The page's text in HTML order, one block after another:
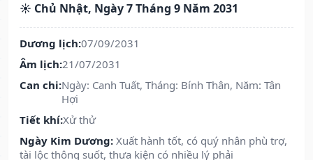
☀️ Chủ Nhật, Ngày 7 Tháng 9 Năm 2031
Dương lịch:07/09/2031
Âm lịch:21/07/2031
Can chi:Ngày: Canh Tuất, Tháng: Bính Thân, Năm: Tân
Hợi
Tiết khí:Xử thử
Ngày Kim Dương: Xuất hành tốt, có quý nhân phù trợ,
tài lộc thông suốt, thưa kiện có nhiều lý phải